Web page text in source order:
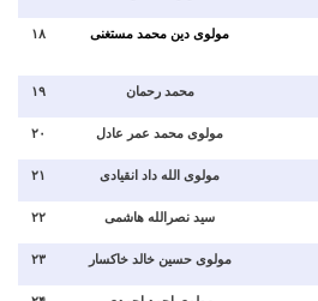
۱۸ مولوی دین محمد مستغنی
۱۹ محمد رحمان
۲۰ مولوی محمد عمر عادل
۲۱ مولوی الله داد انقیادی
۲۲ سید نصرالله هاشمی
۲۳ مولوی حسین خالد خاکسار